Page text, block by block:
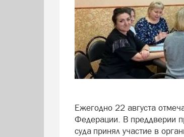
Ежегодно 22 августа
Федерации. В преддверии
суда принял участие в